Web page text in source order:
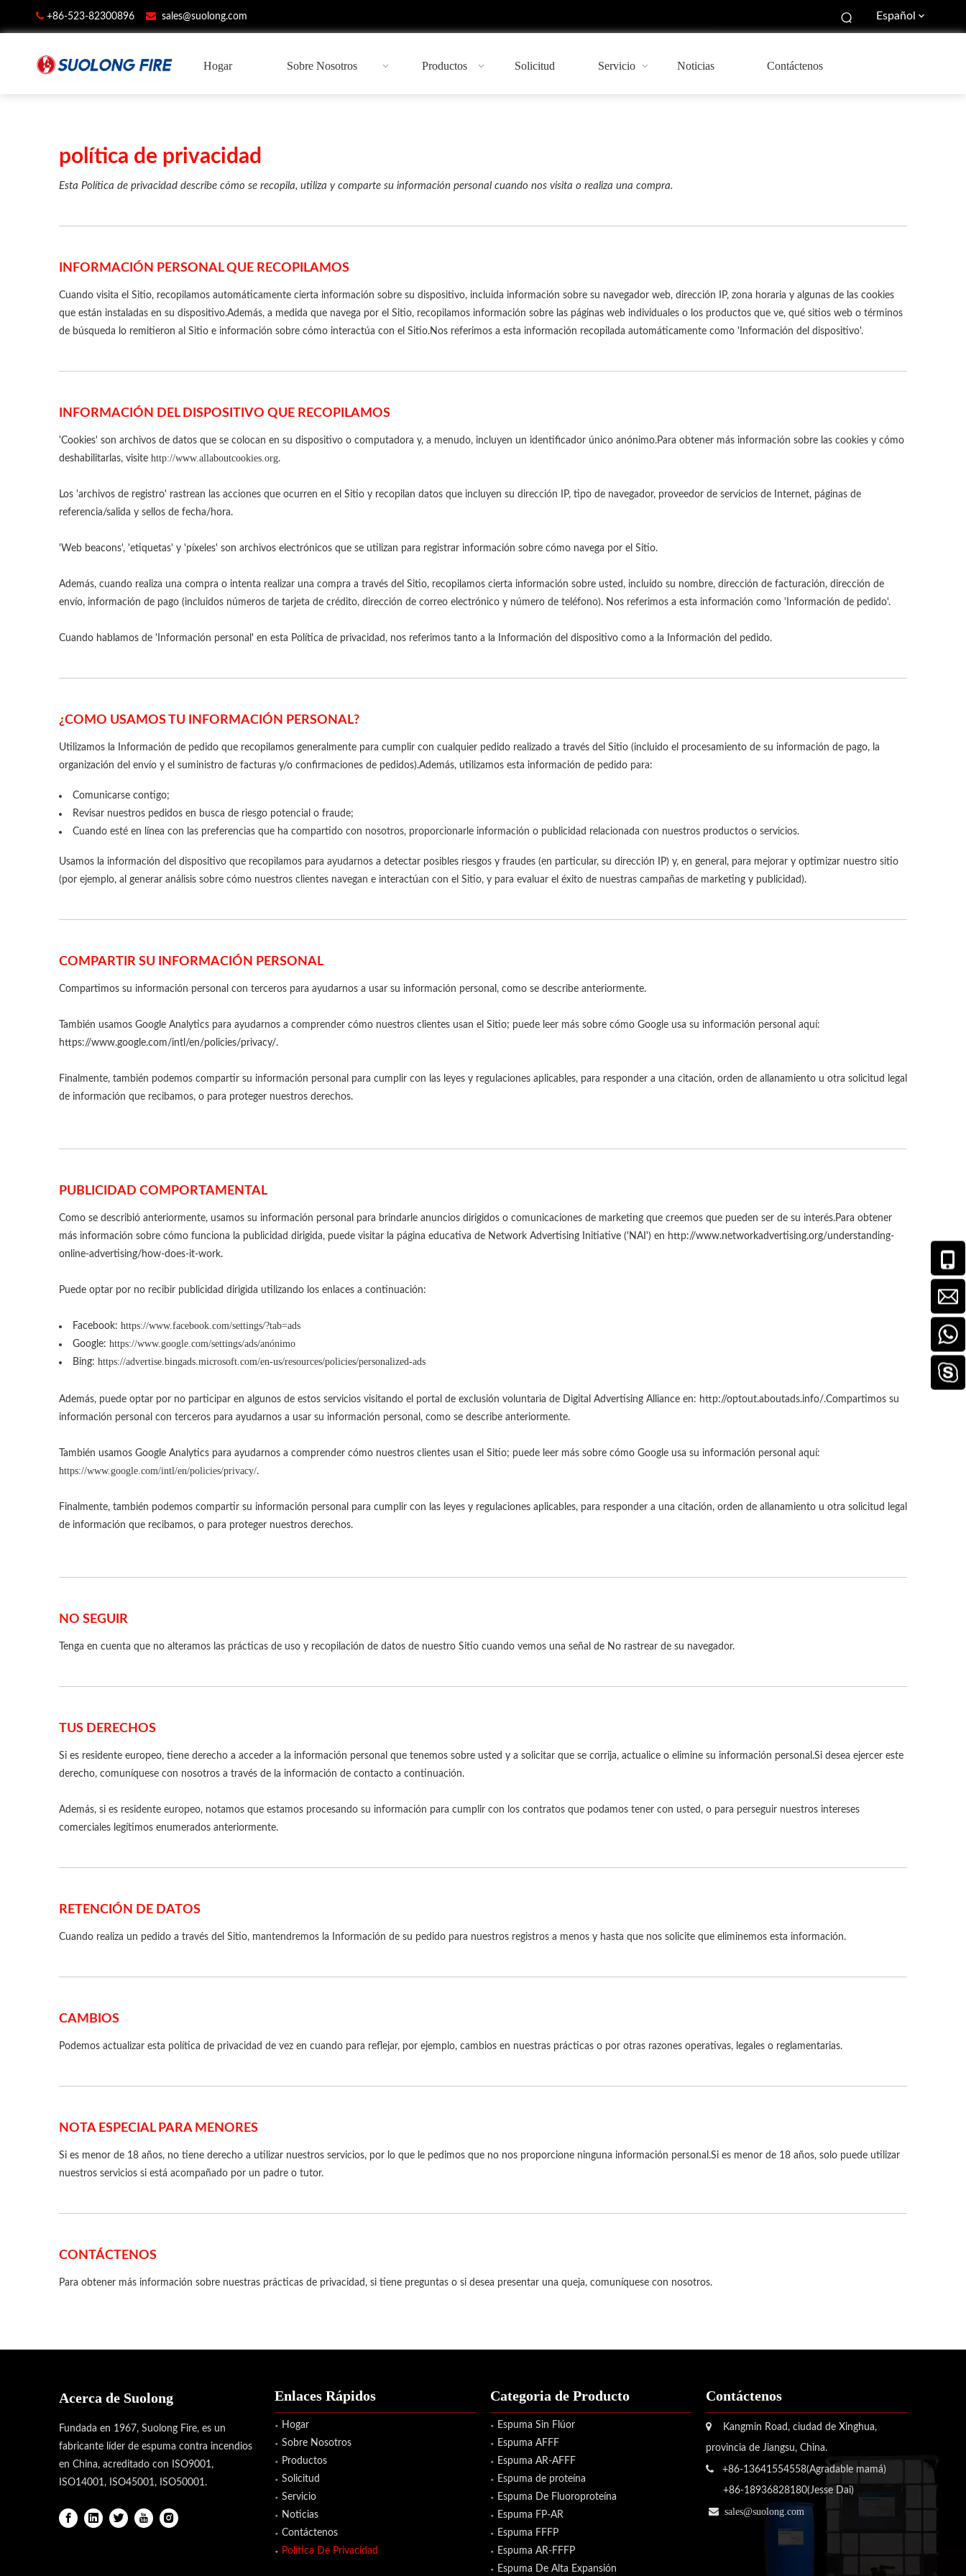
 +86-523-82300896  sales@suolong.com Español
Hogar Sobre Nosotros Productos Solicitud Servicio Noticias Contáctenos
política de privacidad
Esta Política de privacidad describe cómo se recopila, utiliza y comparte su información personal cuando nos visita o realiza una compra.
INFORMACIÓN PERSONAL QUE RECOPILAMOS
Cuando visita el Sitio, recopilamos automáticamente cierta información sobre su dispositivo, incluida información sobre su navegador web, dirección IP, zona horaria y algunas de las cookies
que están instaladas en su dispositivo.Además, a medida que navega por el Sitio, recopilamos información sobre las páginas web individuales o los productos que ve, qué sitios web o términos
de búsqueda lo remitieron al Sitio e información sobre cómo interactúa con el Sitio.Nos referimos a esta información recopilada automáticamente como 'Información del dispositivo'.
INFORMACIÓN DEL DISPOSITIVO QUE RECOPILAMOS
'Cookies' son archivos de datos que se colocan en su dispositivo o computadora y, a menudo, incluyen un identificador único anónimo.Para obtener más información sobre las cookies y cómo
deshabilitarlas, visite http://www.allaboutcookies.org.
Los 'archivos de registro' rastrean las acciones que ocurren en el Sitio y recopilan datos que incluyen su dirección IP, tipo de navegador, proveedor de servicios de Internet, páginas de
referencia/salida y sellos de fecha/hora.
'Web beacons', 'etiquetas' y 'píxeles' son archivos electrónicos que se utilizan para registrar información sobre cómo navega por el Sitio.
Además, cuando realiza una compra o intenta realizar una compra a través del Sitio, recopilamos cierta información sobre usted, incluido su nombre, dirección de facturación, dirección de
envío, información de pago (incluidos números de tarjeta de crédito, dirección de correo electrónico y número de teléfono). Nos referimos a esta información como 'Información de pedido'.
Cuando hablamos de 'Información personal' en esta Política de privacidad, nos referimos tanto a la Información del dispositivo como a la Información del pedido.
¿COMO USAMOS TU INFORMACIÓN PERSONAL?
Utilizamos la Información de pedido que recopilamos generalmente para cumplir con cualquier pedido realizado a través del Sitio (incluido el procesamiento de su información de pago, la
organización del envío y el suministro de facturas y/o confirmaciones de pedidos).Además, utilizamos esta información de pedido para:
Comunicarse contigo;
Revisar nuestros pedidos en busca de riesgo potencial o fraude;
Cuando esté en línea con las preferencias que ha compartido con nosotros, proporcionarle información o publicidad relacionada con nuestros productos o servicios.
Usamos la información del dispositivo que recopilamos para ayudarnos a detectar posibles riesgos y fraudes (en particular, su dirección IP) y, en general, para mejorar y optimizar nuestro sitio
(por ejemplo, al generar análisis sobre cómo nuestros clientes navegan e interactúan con el Sitio, y para evaluar el éxito de nuestras campañas de marketing y publicidad).
COMPARTIR SU INFORMACIÓN PERSONAL
Compartimos su información personal con terceros para ayudarnos a usar su información personal, como se describe anteriormente.
También usamos Google Analytics para ayudarnos a comprender cómo nuestros clientes usan el Sitio; puede leer más sobre cómo Google usa su información personal aquí:
https://www.google.com/intl/en/policies/privacy/.
Finalmente, también podemos compartir su información personal para cumplir con las leyes y regulaciones aplicables, para responder a una citación, orden de allanamiento u otra solicitud legal
de información que recibamos, o para proteger nuestros derechos.
PUBLICIDAD COMPORTAMENTAL
Como se describió anteriormente, usamos su información personal para brindarle anuncios dirigidos o comunicaciones de marketing que creemos que pueden ser de su interés.Para obtener
más información sobre cómo funciona la publicidad dirigida, puede visitar la página educativa de Network Advertising Initiative ('NAI') en http://www.networkadvertising.org/understanding-
online-advertising/how-does-it-work.
Puede optar por no recibir publicidad dirigida utilizando los enlaces a continuación:
Facebook: https://www.facebook.com/settings/?tab=ads
Google: https://www.google.com/settings/ads/anónimo
Bing: https://advertise.bingads.microsoft.com/en-us/resources/policies/personalized-ads
Además, puede optar por no participar en algunos de estos servicios visitando el portal de exclusión voluntaria de Digital Advertising Alliance en: http://optout.aboutads.info/.Compartimos su
información personal con terceros para ayudarnos a usar su información personal, como se describe anteriormente.
También usamos Google Analytics para ayudarnos a comprender cómo nuestros clientes usan el Sitio; puede leer más sobre cómo Google usa su información personal aquí:
https://www.google.com/intl/en/policies/privacy/.
Finalmente, también podemos compartir su información personal para cumplir con las leyes y regulaciones aplicables, para responder a una citación, orden de allanamiento u otra solicitud legal
de información que recibamos, o para proteger nuestros derechos.
NO SEGUIR
Tenga en cuenta que no alteramos las prácticas de uso y recopilación de datos de nuestro Sitio cuando vemos una señal de No rastrear de su navegador.
TUS DERECHOS
Si es residente europeo, tiene derecho a acceder a la información personal que tenemos sobre usted y a solicitar que se corrija, actualice o elimine su información personal.Si desea ejercer este
derecho, comuníquese con nosotros a través de la información de contacto a continuación.
Además, si es residente europeo, notamos que estamos procesando su información para cumplir con los contratos que podamos tener con usted, o para perseguir nuestros intereses
comerciales legítimos enumerados anteriormente.
RETENCIÓN DE DATOS
Cuando realiza un pedido a través del Sitio, mantendremos la Información de su pedido para nuestros registros a menos y hasta que nos solicite que eliminemos esta información.
CAMBIOS
Podemos actualizar esta política de privacidad de vez en cuando para reflejar, por ejemplo, cambios en nuestras prácticas o por otras razones operativas, legales o reglamentarias.
NOTA ESPECIAL PARA MENORES
Si es menor de 18 años, no tiene derecho a utilizar nuestros servicios, por lo que le pedimos que no nos proporcione ninguna información personal.Si es menor de 18 años, solo puede utilizar
nuestros servicios si está acompañado por un padre o tutor.
CONTÁCTENOS
Para obtener más información sobre nuestras prácticas de privacidad, si tiene preguntas o si desea presentar una queja, comuníquese con nosotros.
Acerca de Suolong
Fundada en 1967, Suolong Fire, es un
fabricante líder de espuma contra incendios
en China, acreditado con ISO9001,
ISO14001, ISO45001, ISO50001.
Enlaces Rápidos
Hogar
Sobre Nosotros
Productos
Solicitud
Servicio
Noticias
Contáctenos
Política De Privacidad
Categoria de Producto
Espuma Sin Flúor
Espuma AFFF
Espuma AR-AFFF
Espuma de proteína
Espuma De Fluoroproteína
Espuma FP-AR
Espuma FFFP
Espuma AR-FFFP
Espuma De Alta Expansión
Contáctenos
 Kangmin Road, ciudad de Xinghua,
provincia de Jiangsu, China.
 +86-13641554558(Agradable mamá)
+86-18936828180(Jesse Dai)
 sales@suolong.com